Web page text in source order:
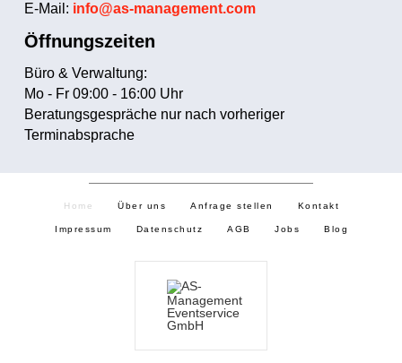
E-Mail: info@as-management.com
Öffnungszeiten
Büro & Verwaltung:
Mo - Fr 09:00 - 16:00 Uhr
Beratungsgespräche nur nach vorheriger
Terminabsprache
Home Über uns Anfrage stellen Kontakt
Impressum Datenschutz AGB Jobs Blog